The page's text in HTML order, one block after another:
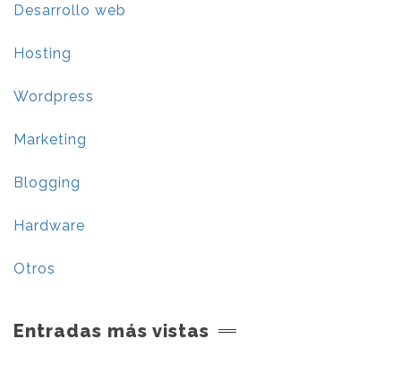
Desarrollo web
Hosting
Wordpress
Marketing
Blogging
Hardware
Otros
Entradas más vistas